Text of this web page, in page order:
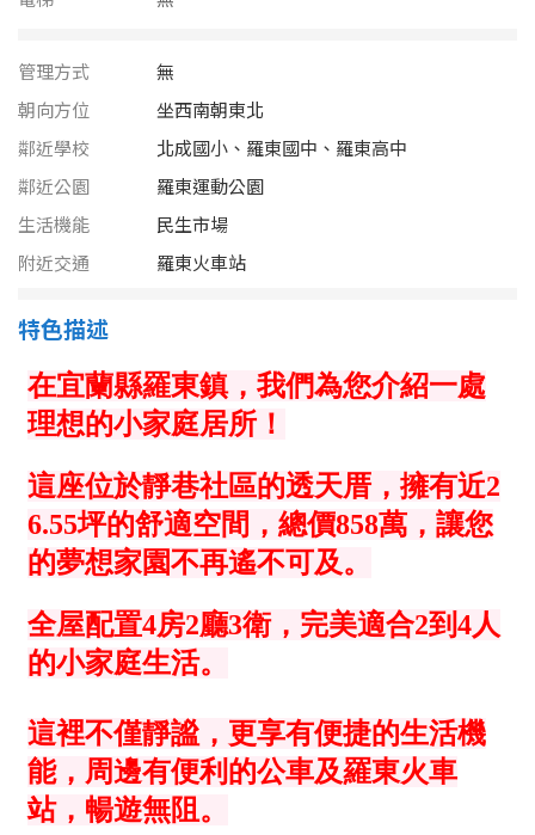
雲林縣
嘉義縣
台南市
屏東縣
花蓮縣
金門連江
20~30 坪
60~70 坪
不拘
地下室
1樓 2樓
3樓 4樓
5~10樓
21樓以上
管理方式
無
朝向方位
坐西南朝東北
鄰近學校
北成國小、羅東國中、羅東高中
鄰近公園
羅東運動公園
生活機能
民生市場
附近交通
羅東火車站
特色描述